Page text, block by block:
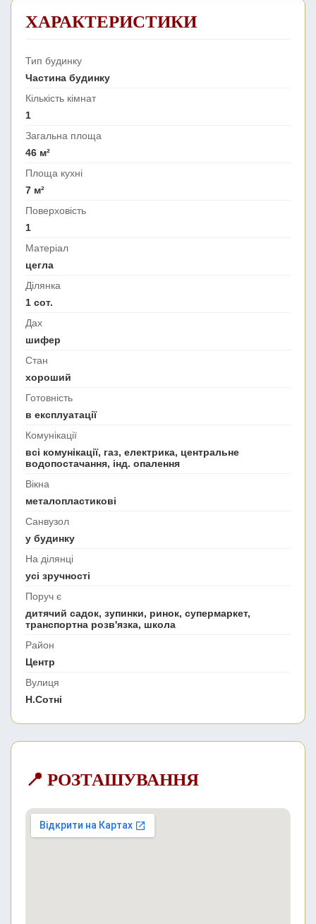
ХАРАКТЕРИСТИКИ
Тип будинку
Частина будинку
Кількість кімнат
1
Загальна площа
46 м²
Площа кухні
7 м²
Поверховість
1
Матеріал
цегла
Ділянка
1 сот.
Дах
шифер
Стан
хороший
Готовність
в експлуатації
Комунікації
всі комунікації, газ, електрика, центральне
водопостачання, інд. опалення
Вікна
металопластикові
Санвузол
у будинку
На ділянці
усі зручності
Поруч є
дитячий садок, зупинки, ринок, супермаркет,
транспортна розв'язка, школа
Район
Центр
Вулиця
Н.Сотні
📍 РОЗТАШУВАННЯ